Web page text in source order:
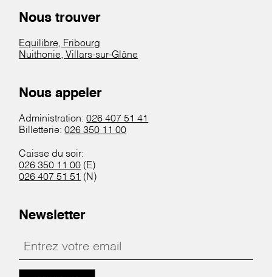
Nous trouver
Equilibre, Fribourg
Nuithonie, Villars-sur-Glâne
Nous appeler
Administration:026 407 51 41
Billetterie:026 350 11 00
Caisse du soir:
026 350 11 00 (E)
026 407 51 51 (N)
Newsletter